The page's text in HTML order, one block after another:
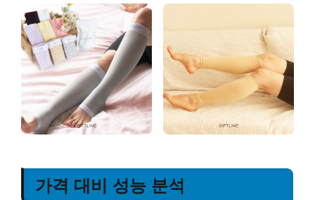
가격 대비 성능 분석